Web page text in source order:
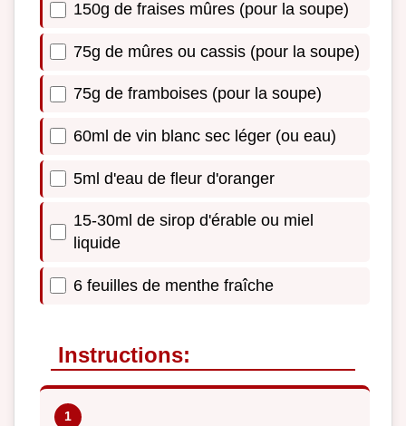
150g de fraises mûres (pour la soupe)
75g de mûres ou cassis (pour la soupe)
75g de framboises (pour la soupe)
60ml de vin blanc sec léger (ou eau)
5ml d'eau de fleur d'oranger
15-30ml de sirop d'érable ou miel
liquide
6 feuilles de menthe fraîche
Instructions: